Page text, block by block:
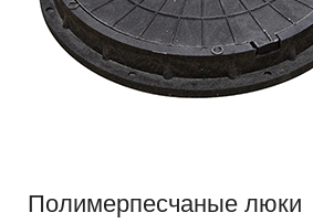
Полимерпесчаные люки